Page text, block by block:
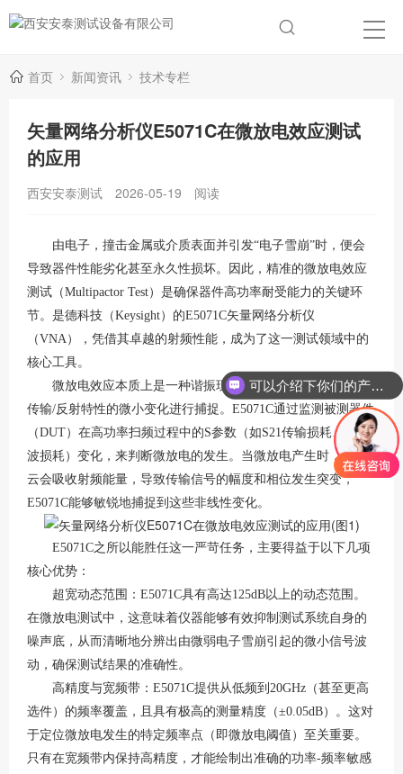
首页 新闻资讯 技术专栏
矢量网络分析仪E5071C在微放电效应测试
的应用
西安安泰测试 2026-05-19 阅读
由电子，撞击金属或介质表面并引发“电子雪崩”时，便会
导致器件性能劣化甚至永久性损坏。因此，精准的微放电效应
测试（Multipactor Test）是确保器件高功率耐受能力的关键环
节。是德科技（Keysight）的E5071C矢量网络分析仪
（VNA），凭借其卓越的射频性能，成为了这一测试领域中的
核心工具。
微放电效应本质上是一种谐振现象，其检测依赖于对器件
传输/反射特性的微小变化进行捕捉。E5071C通过监测被测器件
（DUT）在高功率扫频过程中的S参数（如S21传输损耗、S11回
波损耗）变化，来判断微放电的发生。当微放电产生时，电子
云会吸收射频能量，导致传输信号的幅度和相位发生突变，
E5071C能够敏锐地捕捉到这些非线性变化。
E5071C之所以能胜任这一严苛任务，主要得益于以下几项
核心优势：
超宽动态范围：E5071C具有高达125dB以上的动态范围。
在微放电测试中，这意味着仪器能够有效抑制测试系统自身的
噪声底，从而清晰地分辨出由微弱电子雪崩引起的微小信号波
动，确保测试结果的准确性。
高精度与宽频带：E5071C提供从低频到20GHz（甚至更高
选件）的频率覆盖，且具有极高的测量精度（±0.05dB）。这对
于定位微放电发生的特定频率点（即微放电阈值）至关重要。
只有在宽频带内保持高精度，才能绘制出准确的功率-频率敏感
可以介绍下你们的产品么？